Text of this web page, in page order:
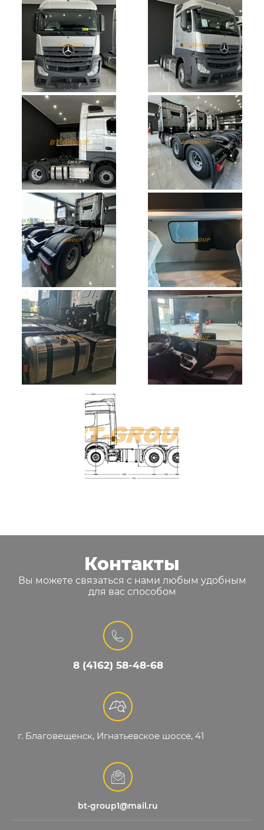
Контакты
Вы можете связаться с нами любым удобным
для вас способом
8 (4162) 58-48-68
г. Благовещенск, Игнатьевское шоссе, 41
bt-group1@mail.ru